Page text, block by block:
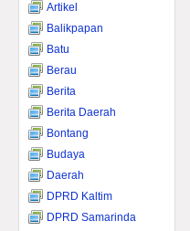
Artikel
Balikpapan
Batu
Berau
Berita
Berita Daerah
Bontang
Budaya
Daerah
DPRD Kaltim
DPRD Samarinda